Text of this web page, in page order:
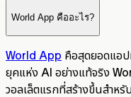
World App คืออะไร?
World App คือสุดยอดแอป
ยุคแห่ง AI อย่างแท้จริง
วอลเล็ตแรกที่สร้างขึ้นสำหรั